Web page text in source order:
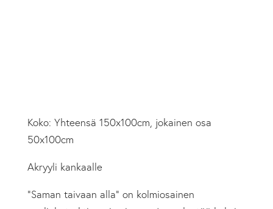
Koko: Yhteensä 150x100cm, jokainen osa
50x100cm
Akryyli kankaalle
”Saman taivaan alla” on kolmiosainen